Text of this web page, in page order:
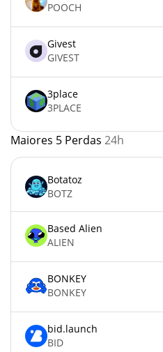
POOCH
Givest
GIVEST
3place
3PLACE
Maiores 5 Perdas 24h
Botatoz
BOTZ
Based Alien
ALIEN
BONKEY
BONKEY
bid.launch
BID